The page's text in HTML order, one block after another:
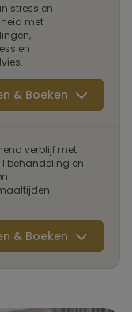
stress en
met
en
& Boeken
verblijf met
behandeling en
& Boeken